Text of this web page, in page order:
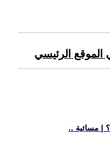
الموقع الرئيسي
| مسائية